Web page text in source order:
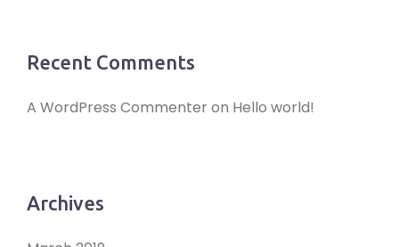
Recent Comments
A WordPress Commenter on Hello world!
Archives